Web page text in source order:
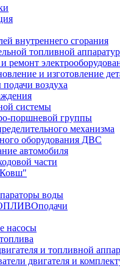
внутреннего сгорания
топливной
ремонт
и изготовление
воздуха
системы
поршневой группы
механизма
оборудования ДВС
автомобиля
части
воды
насосы
и топливной
двигателя и